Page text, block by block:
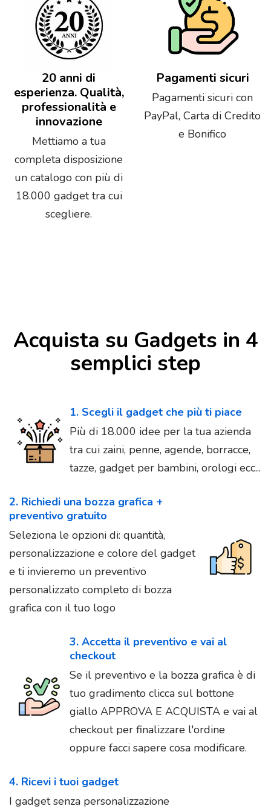
20 anni di
esperienza. Qualità,
professionalità e
innovazione
Mettiamo a tua
completa disposizione
un catalogo con più di
18.000 gadget tra cui
scegliere.
Pagamenti sicuri
Pagamenti sicuri con
PayPal, Carta di Credito
e Bonifico
Acquista su Gadgets in 4
semplici step
1. Scegli il gadget che più ti piace
Più di 18.000 idee per la tua azienda
tra cui zaini, penne, agende, borracce,
tazze, gadget per bambini, orologi ecc...
2. Richiedi una bozza grafica +
preventivo gratuito
Seleziona le opzioni di: quantità,
personalizzazione e colore del gadget
e ti invieremo un preventivo
personalizzato completo di bozza
grafica con il tuo logo
3. Accetta il preventivo e vai al
checkout
Se il preventivo e la bozza grafica è di
tuo gradimento clicca sul bottone
giallo APPROVA E ACQUISTA e vai al
checkout per finalizzare l'ordine
oppure facci sapere cosa modificare.
4. Ricevi i tuoi gadget
I gadget senza personalizzazione